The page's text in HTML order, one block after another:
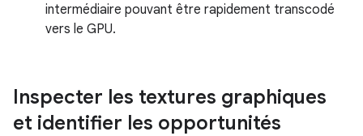
intermédiaire pouvant être rapidement transcodé
vers le GPU.
Inspecter les textures graphiques
et identifier les opportunités